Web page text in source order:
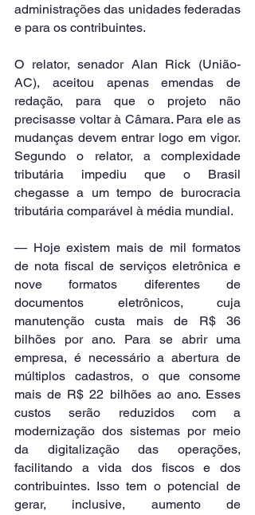
administrações das unidades federadas
e para os contribuintes.
O relator, senador Alan Rick (União-
AC), aceitou apenas emendas de
redação, para que o projeto não
precisasse voltar à Câmara. Para ele as
mudanças devem entrar logo em vigor.
Segundo o relator, a complexidade
tributária impediu que o Brasil
chegasse a um tempo de burocracia
tributária comparável à média mundial.
— Hoje existem mais de mil formatos
de nota fiscal de serviços eletrônica e
nove formatos diferentes de
documentos eletrônicos, cuja
manutenção custa mais de R$ 36
bilhões por ano. Para se abrir uma
empresa, é necessário a abertura de
múltiplos cadastros, o que consome
mais de R$ 22 bilhões ao ano. Esses
custos serão reduzidos com a
modernização dos sistemas por meio
da digitalização das operações,
facilitando a vida dos fiscos e dos
contribuintes. Isso tem o potencial de
gerar, inclusive, aumento de